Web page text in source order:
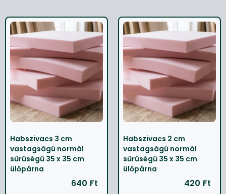
Habszivacs 3 cm
vastagságú normál
sűrűségű 35 x 35 cm
ülőpárna
640 Ft
Habszivacs 2 cm
vastagságú normál
sűrűségű 35 x 35 cm
ülőpárna
420 Ft